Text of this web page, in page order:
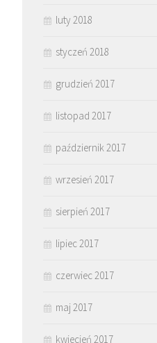
luty 2018
styczeń 2018
grudzień 2017
listopad 2017
październik 2017
wrzesień 2017
sierpień 2017
lipiec 2017
czerwiec 2017
maj 2017
kwiecień 2017